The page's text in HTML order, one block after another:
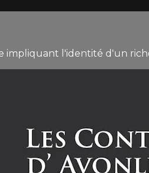
impliquant l'identité d'un